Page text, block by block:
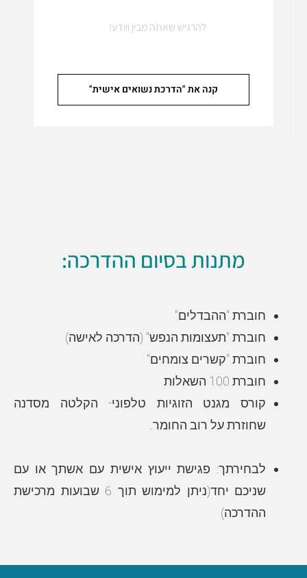
להרגיש שאתה מבין ויודע!
קנה את "הדרכת נשואים אישית"
מתנות בסיום ההדרכה:
חוברת "ההבדלים"
חוברת "תעצומות הנפש" (הדרכה לאישה)
חוברת "קשרים צומחים"
חוברת 100 השאלות
קורס מגנט הזוגיות טלפוני- הקלטה מסדנה
שחוזרת על רוב החומר.
לבחירתך: פגישת ייעוץ אישית עם אשתך או עם
שניכם יחד
(ניתן למימוש תוך 6 שבועות מרכישת
ההדרכה)